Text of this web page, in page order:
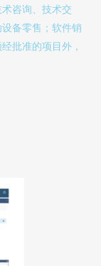
咨询、技术交
备零售；软件销
批准的项目外，